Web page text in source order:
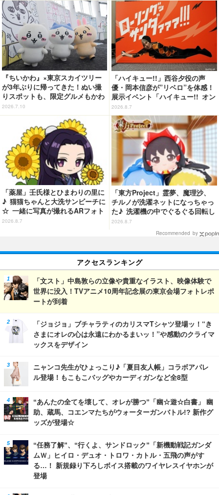
『ちいかわ』×東京スカイツリー
が3年ぶりに帰ってきた！ぬい撮
りスポットも、限定グルメもかわ
いすぎる…！【レポ】
2026.7.10
「ハイキュー!!」西谷夕役の声
優・岡本信彦が”リベロ”を体感！
展示イベント「ハイキュー!! オン
ザ コート」東京会場が開幕
2026.8.7
「薬屋」壬氏様とひまわりの里に
♪ 猫猫ちゃんと大洗サンビーチに
☆ 一緒に写真が撮れるARフォト
スポット企画「猫猫・壬氏と夏巡
2026.8.7
「東方Project」霊夢、魔理沙、
チルノが洗濯ネットになっちゃっ
た♪ 洗濯機の中でぐるぐる回転し
続ける姿を思わず眺めたくなっち
2026.8.7
Recommended by
アクセスランキング
「文スト」中島敦らの立像や貴重なイラスト、映像体験で
世界に没入！TVアニメ10周年記念展の東京会場フォトレポ
ートが到着
「ジョジョ」ブチャラティのカリスマTシャツ登場ッ！“き
さまにオレの心は永遠にわかるまいッ！”や感動のクライマ
ックスをデザイン
ニャンコ先生がひょっこり♪「夏目友人帳」コラボアパレ
ル登場！もこもこバッグやカーディガンなど全8型
“あんたの全てを壊して、オレが勝つ”「幽☆遊☆白書」 幽
助、蔵馬、コエンマたちがウォーターガンバトル!? 新作グ
ッズが登場☆
“任務了解”、“行くよ、サンドロック”「新機動戦記ガンダ
ムＷ」ヒイロ・デュオ・トロワ・カトル・五飛の声がす
る…！ 新規録り下ろしボイス搭載のワイヤレスイヤホンが
登場